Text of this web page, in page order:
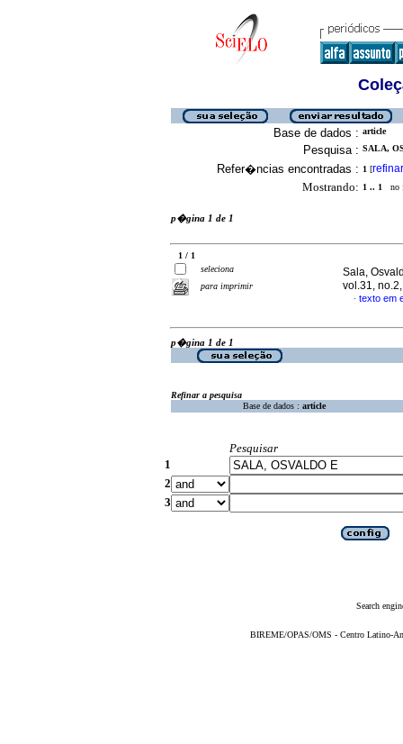
Base de dados : article
Pesquisa : SALA,
Refer�ncias encontradas : 1 [refinar
Mostrando: 1 .. 1 no
p�gina 1 de 1
1 / 1
seleciona
para imprimir
Sala,
vol.31,
· texto em
p�gina 1 de 1
Refinar a pesquisa
Base de dados : article
Pesquisar
1
2
3
Search
BIREME/OPAS/OMS - Centro Latino-